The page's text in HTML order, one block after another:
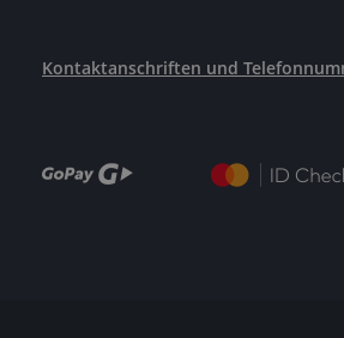
Kontaktanschriften und